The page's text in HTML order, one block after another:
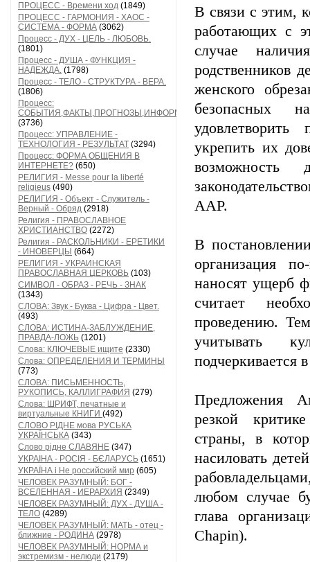
ПРОЦЕСС - Времени ход (1849)
ПРОЦЕСС - ГАРМОНИЯ - ХАОС -
СИСТЕМА - ФОРМА (3062)
Процесс - ДУХ - ЦЕЛЬ - ЛЮБОВЬ.
(1801)
Процесс - ДУША - ФУНКЦИЯ -
НАДЕЖДА. (1798)
Процесс - ТЕЛО - СТРУКТУРА - ВЕРА.
(1806)
Процесс:
СОБЫТИЯ,ФАКТЫ,ПРОГНОЗЫ,ИНФОРМАЦИЯ
(3736)
Процесс: УПРАВЛЕНИЕ -
ТЕХНОЛОГИЯ - РЕЗУЛЬТАТ (3294)
Процесс: ФОРМА ОБЩЕНИЯ В
ИНТЕРНЕТЕ? (650)
РЕЛИГИЯ - Messe pour la liberté
religieus (490)
РЕЛИГИЯ - Объект - Служитель -
Верный - Обряд (2918)
Религия - ПРАВОСЛАВНОЕ
ХРИСТИАНСТВО (2272)
Религия - РАСКОЛЬНИКИ - ЕРЕТИКИ
- ИНОВЕРЦЫ (664)
РЕЛИГИЯ - УКРАИНСКАЯ
ПРАВОСЛАВНАЯ ЦЕРКОВЬ (103)
СИМВОЛ - ОБРАЗ - РЕЧЬ - ЗНАК
(1343)
СЛОВА: Звук - Буква - Цифра - Цвет.
(493)
СЛОВА: ИСТИНА-ЗАБЛУЖДЕНИЕ,
ПРАВДА-ЛОЖЬ (1201)
Слова: КЛЮЧЕВЫЕ ищите (2330)
Слова: ОПРЕДЕЛЕНИЯ И ТЕРМИНЫ
(773)
СЛОВА: ПИСЬМЕННОСТЬ,
РУКОПИСЬ, КАЛЛИГРАФИЯ (279)
Слова: ШРИФТ, печатные и
виртуальные КНИГИ (492)
СЛОВО РІДНЕ мова РУСЬКА
УКРАЇНСЬКА (343)
Слово рідне СЛАВЯНЕ (347)
УКРАІНА - РОСІЯ - БЄЛАРУСЬ (1651)
УКРАЇНА і Не российский мир (605)
ЧЕЛОВЕК РАЗУМНЫЙ: БОГ -
ВСЕЛЕННАЯ - ИЕРАРХИЯ (2349)
ЧЕЛОВЕК РАЗУМНЫЙ: ДУХ - ДУША -
ТЕЛО (4289)
ЧЕЛОВЕК РАЗУМНЫЙ: МАТЬ - отец -
ближние - РОДИНА (2978)
ЧЕЛОВЕК РАЗУМНЫЙ: НОРМА и
экстремизм - нелюди (2179)
В связи с этим,
работающих с
случае
родственников
женского
безопасных
укрепить их
возможность
AAP.
В
организация
наносят ущерб
считает
проведению.
учитывать
подчеркивается
Предложения
резкой
страны, в
насиловать
любом случае
глава
Chapin).